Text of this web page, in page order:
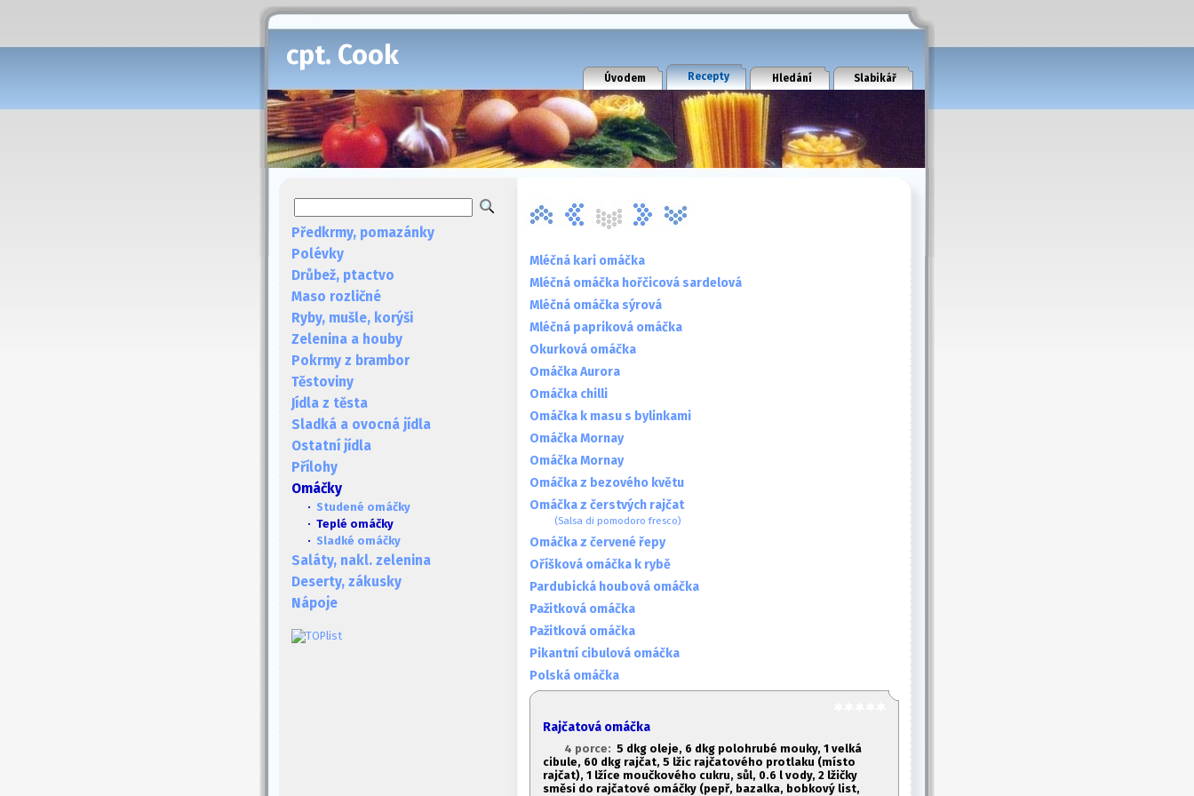
cpt. Cook
Úvodem Recepty Hledání Slabikář
Předkrmy, pomazánky
Polévky
Drůbež, ptactvo
Maso rozličné
Ryby, mušle, korýši
Zelenina a houby
Pokrmy z brambor
Těstoviny
Jídla z těsta
Sladká a ovocná jídla
Ostatní jídla
Přílohy
Omáčky
· Studené omáčky
· Teplé omáčky
· Sladké omáčky
Saláty, nakl. zelenina
Deserty, zákusky
Nápoje
Mléčná kari omáčka
Mléčná omáčka hořčicová sardelová
Mléčná omáčka sýrová
Mléčná papriková omáčka
Okurková omáčka
Omáčka Aurora
Omáčka chilli
Omáčka k masu s bylinkami
Omáčka Mornay
Omáčka Mornay
Omáčka z bezového květu
Omáčka z čerstvých rajčat
(Salsa di pomodoro fresco)
Omáčka z červené řepy
Oříšková omáčka k rybě
Pardubická houbová omáčka
Pažitková omáčka
Pažitková omáčka
Pikantní cibulová omáčka
Polská omáčka
Rajčatová omáčka
4 porce: 5 dkg oleje, 6 dkg polohrubé mouky, 1 velká
cibule, 60 dkg rajčat, 5 lžic rajčatového protlaku (místo
rajčat), 1 lžíce moučkového cukru, sůl, 0.6 l vody, 2 lžičky
směsi do rajčatové omáčky (pepř, bazalka, bobkový list,